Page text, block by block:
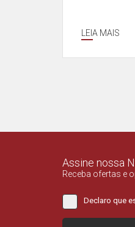
LEIA MAIS
Assine nossa
Receba ofertas e
Declaro que